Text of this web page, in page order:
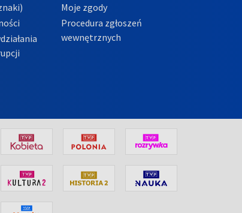
Moje zgody
Procedura zgłoszeń
wewnętrznych